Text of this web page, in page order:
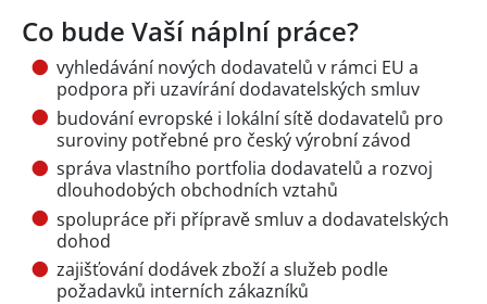
Co bude Vaší náplní práce?
vyhledávání nových dodavatelů v rámci EU a
podpora při uzavírání dodavatelských smluv
budování evropské i lokální sítě dodavatelů pro
suroviny potřebné pro český výrobní závod
správa vlastního portfolia dodavatelů a rozvoj
dlouhodobých obchodních vztahů
spolupráce při přípravě smluv a dodavatelských
dohod
zajišťování dodávek zboží a služeb podle
požadavků interních zákazníků